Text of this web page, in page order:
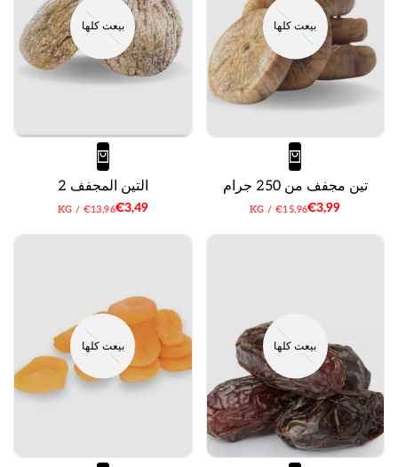
بيعت كلها
تين مجفف من 250 جرام
سعر
€3,99سعر
€15,96
/ لكل
KG
بيعت كلها
التين المجفف 2
سعر
€3,49سعر
€13,96
/ لكل
KG
بيعت كلها بيعت كلها